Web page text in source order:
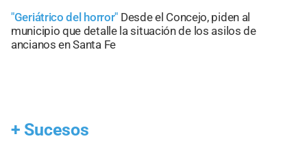
"Geriátrico del horror" Desde el Concejo, piden al
municipio que detalle la situación de los asilos de
ancianos en Santa Fe
+ Sucesos